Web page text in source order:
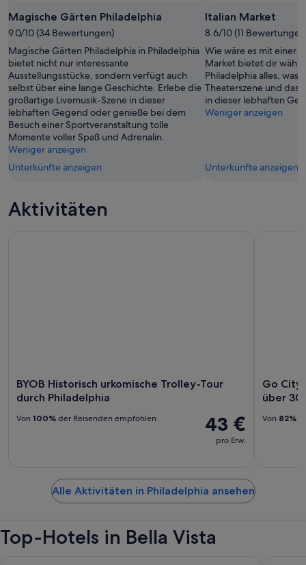
Foto
von
Charity
Brain
Magische Gärten Philadelphia
9.0/10 (34 Bewertungen)
Magische Gärten Philadelphia in Philadelphia
bietet nicht nur interessante
Ausstellungsstücke, sondern verfügt auch
selbst über eine lange Geschichte. Erlebe die
großartige Livemusik-Szene in dieser
lebhaften Gegend oder genieße bei dem
Besuch einer Sportveranstaltung tolle
Momente voller Spaß und Adrenalin.
Weniger anzeigen
Unterkünfte anzeigen
Italian Market
8.6/10 (11
Wie wäre es mit einer
Market bietet dir
Philadelphia alles, was
Theaterszene und das
in dieser lebhaften
Weniger anzeigen
Unterkünfte anzeigen
Aktivitäten
BYOB Historisch urkomische Trolley-Tour
durch Philadelphia
43 €
pro Erw.
Von 100% der Reisenden empfohlen
Go
über
Von 82%
Alle Aktivitäten in Philadelphia ansehen
Top-Hotels in Bella Vista